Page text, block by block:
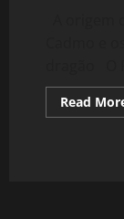
Read